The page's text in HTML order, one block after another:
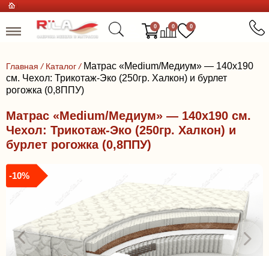
0 0 0
Главная / Каталог / Матрас «Medium/Медиум» — 140x190
см. Чехол: Трикотаж-Эко (250гр. Халкон) и бурлет
рогожка (0,8ППУ)
Матрас «Medium/Медиум» — 140x190 см.
Чехол: Трикотаж-Эко (250гр. Халкон) и
бурлет рогожка (0,8ППУ)
-10%